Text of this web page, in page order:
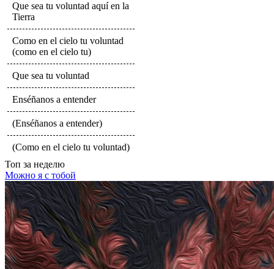
Que sea tu voluntad aquí en la
Tierra
Como en el cielo tu voluntad
(como en el cielo tu)
Que sea tu voluntad
Enséñanos a entender
(Enséñanos a entender)
(Como en el cielo tu voluntad)
Топ за неделю
Можно я с тобой